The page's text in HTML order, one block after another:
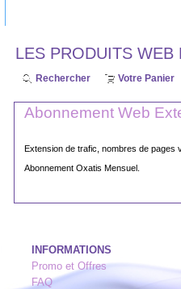
LES PRODUITS
Rechercher Votre Panier
Abonnement Web
Extension de trafic, nombres de pages
Abonnement Oxatis Mensuel.
INFORMATIONS
Promo et Offres
FAQ